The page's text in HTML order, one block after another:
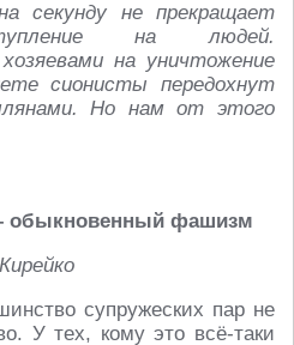
секунду не прекращает
на людей.
на уничтожение
сионисты передохнут
Но нам от этого
обыкновенный фашизм
супружеских пар не
У тех, кому это всё-таки